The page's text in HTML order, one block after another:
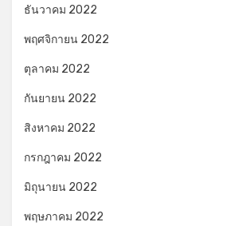
ธันวาคม 2022
พฤศจิกายน 2022
ตุลาคม 2022
กันยายน 2022
สิงหาคม 2022
กรกฎาคม 2022
มิถุนายน 2022
พฤษภาคม 2022